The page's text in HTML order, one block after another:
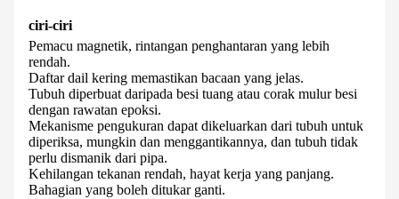
ciri-ciri
Pemacu magnetik, rintangan penghantaran yang lebih
rendah.
Daftar dail kering memastikan bacaan yang jelas.
Tubuh diperbuat daripada besi tuang atau corak mulur besi
dengan rawatan epoksi.
Mekanisme pengukuran dapat dikeluarkan dari tubuh untuk
diperiksa, mungkin dan menggantikannya, dan tubuh tidak
perlu dismanik dari pipa.
Kehilangan tekanan rendah, hayat kerja yang panjang.
Bahagian yang boleh ditukar ganti.